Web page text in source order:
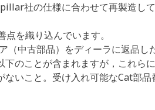
社の仕様に合わせて再製造し
を織り込んでいます。
中古部品）をディーラに返品し
のことが含まれますが，これら
いこと。受け入れ可能なCat部